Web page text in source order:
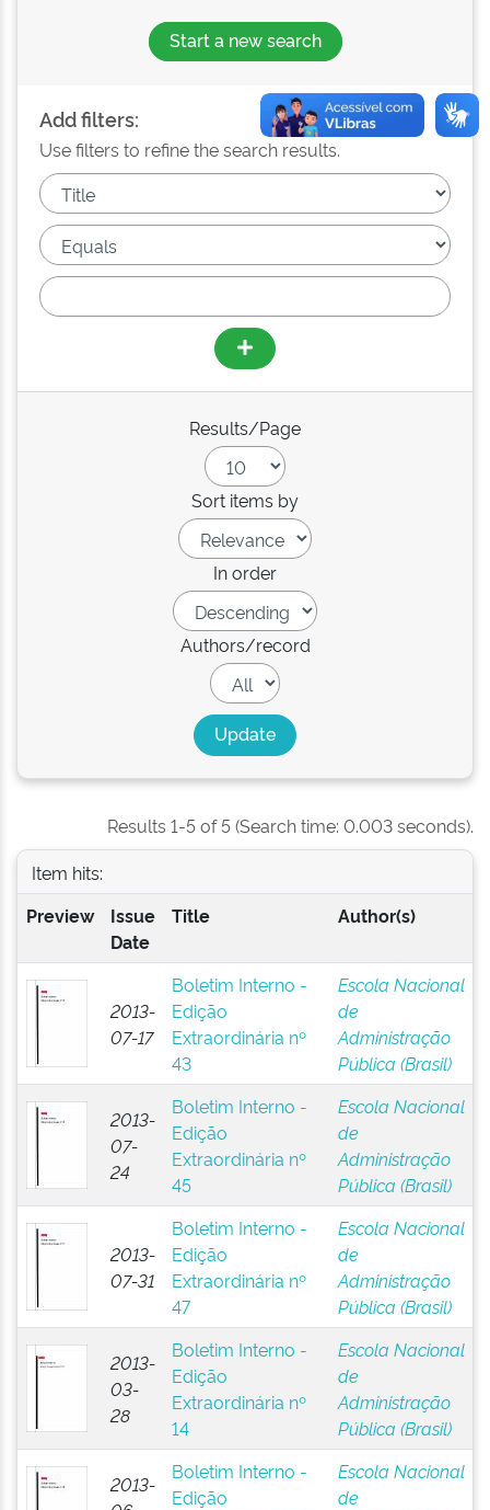
Start a new search
Add filters:
Use filters to refine the search results.
Results/Page
Sort items by
In order
Authors/record
Results 1-5 of 5 (Search time: 0.003 seconds).
Item hits:
Preview
Issue
Date
Title Author(s)
2013-
07-17
Boletim Interno -
Edição
Extraordinária nº
43
Escola Nacional
de
Administração
Pública (Brasil)
2013-
07-
24
Boletim Interno -
Edição
Extraordinária nº
45
Escola Nacional
de
Administração
Pública (Brasil)
2013-
07-31
Boletim Interno -
Edição
Extraordinária nº
47
Escola Nacional
de
Administração
Pública (Brasil)
2013-
03-
28
Boletim Interno -
Edição
Extraordinária nº
14
Escola Nacional
de
Administração
Pública (Brasil)
2013-
Boletim Interno -
Edição
Escola Nacional
de